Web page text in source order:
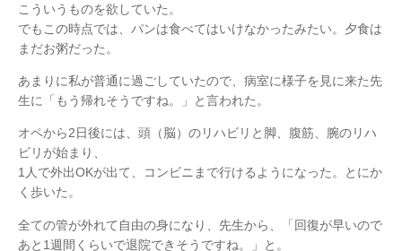
こういうものを欲していた。
でもこの時点では、パンは食べてはいけなかったみたい。夕食は
まだお粥だった。
あまりに私が普通に過ごしていたので、病室に様子を見に来た先
生に「もう帰れそうですね。」と言われた。
オペから2日後には、頭（脳）のリハビリと脚、腹筋、腕のリハ
ビリが始まり、
1人で外出OKが出て、コンビニまで行けるようになった。とにか
く歩いた。
全ての管が外れて自由の身になり、先生から、「回復が早いので
あと1週間くらいで退院できそうですね。」と。